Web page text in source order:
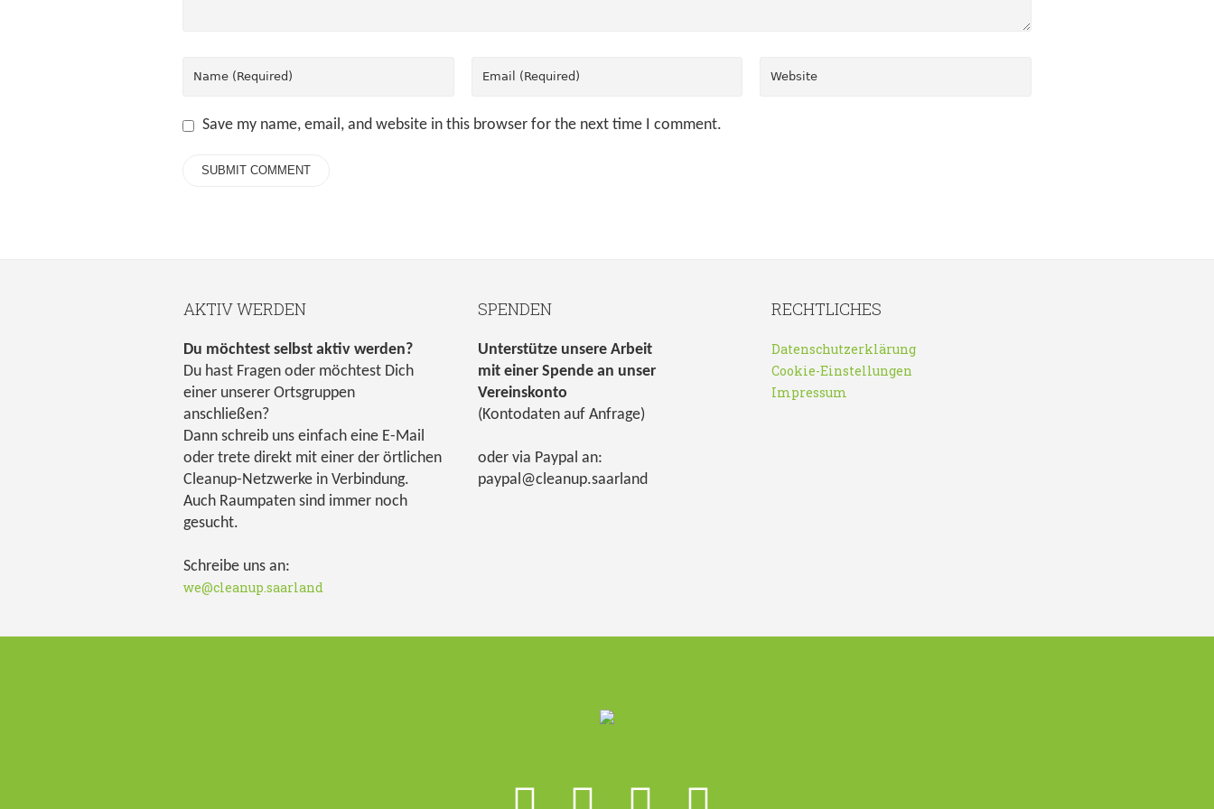
Save my name, email, and website in this browser for the next time I comment.
AKTIV WERDEN
Du möchtest selbst aktiv werden?
Du hast Fragen oder möchtest Dich
einer unserer Ortsgruppen
anschließen?
Dann schreib uns einfach eine E-Mail
oder trete direkt mit einer der örtlichen
Cleanup-Netzwerke in Verbindung.
Auch Raumpaten sind immer noch
gesucht.
Schreibe uns an:
we@cleanup.saarland
SPENDEN
Unterstütze unsere Arbeit
mit einer Spende an unser
Vereinskonto
(Kontodaten auf Anfrage)
oder via Paypal an:
paypal@cleanup.saarland
RECHTLICHES
Datenschutzerklärung
Cookie-Einstellungen
Impressum